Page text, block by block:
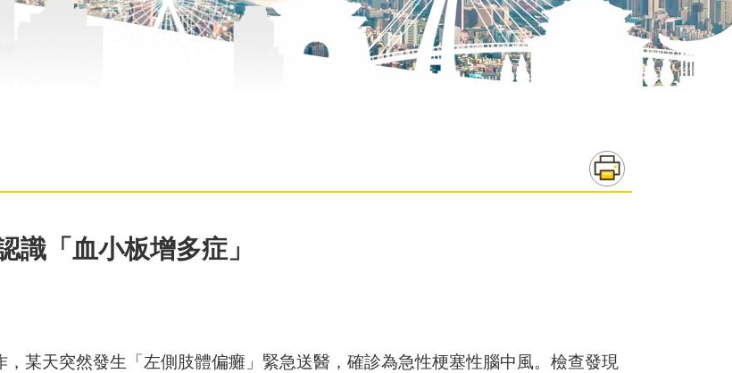
識「血小板增多症」
某天突然發生「左側肢體偏癱」緊急送醫，確診為急性梗塞性腦中風。檢查發現